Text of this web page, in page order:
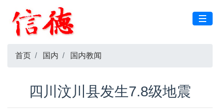
首页 国内 国内教闻
四川汶川县发生7.8级地震